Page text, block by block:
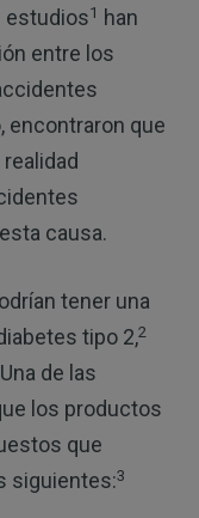
estudios1 han
entre los
encontraron que
causa.
tener una
tipo 2,2
de las
los productos
que
siguientes:3